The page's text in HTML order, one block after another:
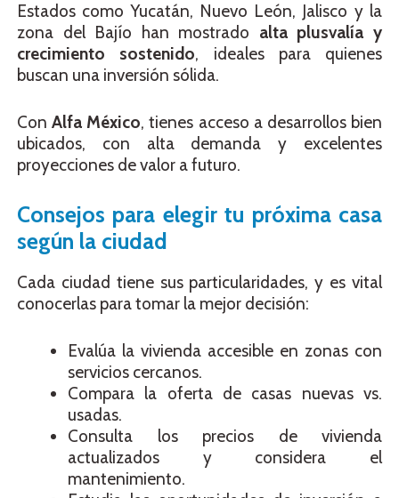
Estados como Yucatán, Nuevo León, Jalisco y la
zona del Bajío han mostrado alta plusvalía y
crecimiento sostenido, ideales para quienes
buscan una inversión sólida.
ConAlfa México, tienes acceso a desarrollos bien
ubicados, con alta demanda y excelentes
proyecciones de valor a futuro.
Consejos para elegir tu próxima casa
según la ciudad
Cada ciudad tiene sus particularidades, y es vital
conocerlas para tomar la mejor decisión:
Evalúa la vivienda accesible en zonas con
servicios cercanos.
Compara la oferta de casas nuevas vs.
usadas.
Consulta los precios de vivienda
actualizados y considera el
mantenimiento.